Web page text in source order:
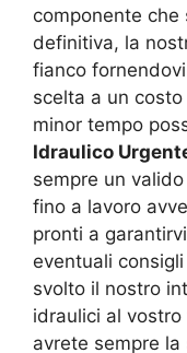
componente che
definitiva, la
fianco
scelta a un
minor tempo
Idraulico
sempre un
fino a lavoro
pronti a
eventuali
svolto il nostro
idraulici al
avrete sempre